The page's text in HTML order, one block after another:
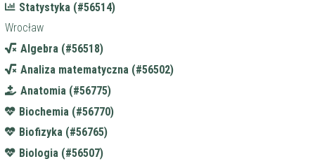
Statystyka (#56514)
Wrocław
Algebra (#56518)
Analiza matematyczna (#56502)
Anatomia (#56775)
Biochemia (#56770)
Biofizyka (#56765)
Biologia (#56507)